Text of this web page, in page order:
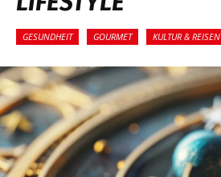
GESUNDHEIT GOURMET KULTUR & REISEN